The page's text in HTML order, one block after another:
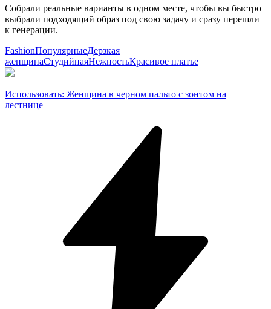
Собрали реальные варианты в одном месте, чтобы вы быстро
выбрали подходящий образ под свою задачу и сразу перешли
к генерации.
FashionПопулярныеДерзкая
женщинаСтудийнаяНежностьКрасивое платье
Использовать: Женщина в черном пальто с зонтом на
лестнице